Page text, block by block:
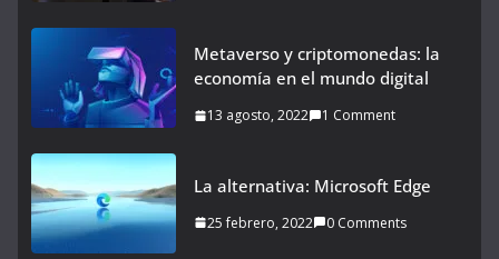
Metaverso y criptomonedas: la
economía en el mundo digital
13 agosto, 2022 1 Comment
La alternativa: Microsoft Edge
25 febrero, 2022 0 Comments